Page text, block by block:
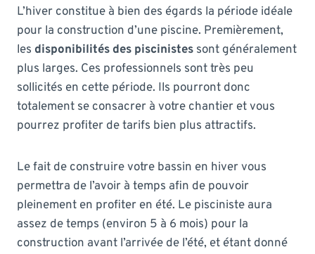
L’hiver constitue à bien des égards la période idéale
pour la construction d’une piscine. Premièrement,
les disponibilités des piscinistes sont généralement
plus larges. Ces professionnels sont très peu
sollicités en cette période. Ils pourront donc
totalement se consacrer à votre chantier et vous
pourrez profiter de tarifs bien plus attractifs.
Le fait de construire votre bassin en hiver vous
permettra de l’avoir à temps afin de pouvoir
pleinement en profiter en été. Le pisciniste aura
assez de temps (environ 5 à 6 mois) pour la
construction avant l’arrivée de l’été, et étant donné